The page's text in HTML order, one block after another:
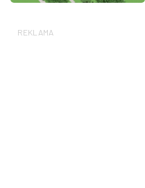
REKLAMA